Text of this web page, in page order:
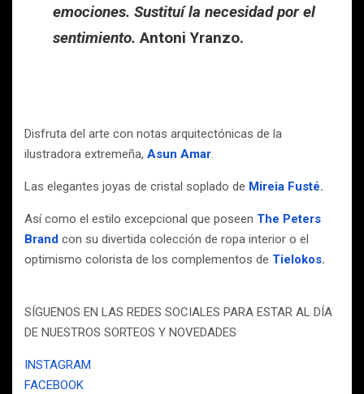
emociones. Sustituí la necesidad por el
sentimiento.Antoni Yranzo.
Disfruta del arte con notas arquitectónicas de la
ilustradora extremeña, Asun Amar.
Las elegantes joyas de cristal soplado de Mireia Fusté.
Así como el estilo excepcional que poseen The Peters
Brand con su divertida colección de ropa interior o el
optimismo colorista de los complementos de Tielokos.
SÍGUENOS EN LAS REDES SOCIALES PARA ESTAR AL DÍA
DE NUESTROS SORTEOS Y NOVEDADES
INSTAGRAM
FACEBOOK